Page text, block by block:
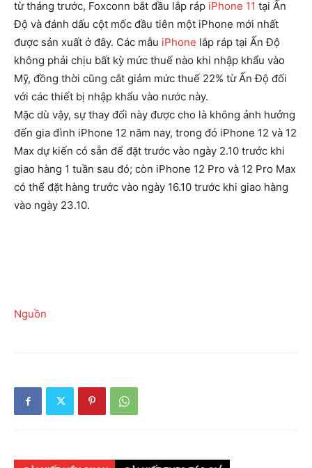
từ tháng trước, Foxconn bắt đầu lắp ráp iPhone 11 tại Ấn
Độ và đánh dấu cột mốc đầu tiên một iPhone mới nhất
được sản xuất ở đây. Các mẫu iPhone lắp ráp tại Ấn Độ
không phải chịu bất kỳ mức thuế nào khi nhập khẩu vào
Mỹ, đồng thời cũng cắt giảm mức thuế 22% từ Ấn Độ đối
với các thiết bị nhập khẩu vào nước này.
Mặc dù vậy, sự thay đổi này được cho là không ảnh hưởng
đến gia đình iPhone 12 năm nay, trong đó iPhone 12 và 12
Max dự kiến có sẵn để đặt trước vào ngày 2.10 trước khi
giao hàng 1 tuần sau đó; còn iPhone 12 Pro và 12 Pro Max
có thể đặt hàng trước vào ngày 16.10 trước khi giao hàng
vào ngày 23.10.
Nguồn